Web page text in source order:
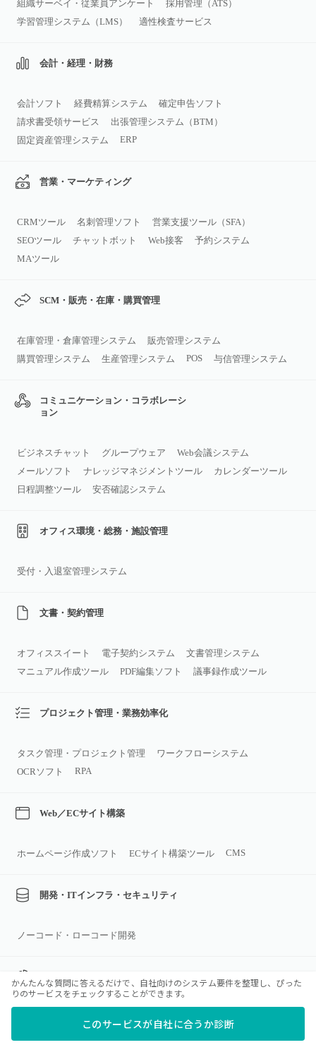
組織サーベイ・従業員アンケート
採用管理（ATS）
学習管理システム（LMS）
適性検査サービス
会計・経理・財務
会計ソフト 経費精算システム
確定申告ソフト
請求書受領サービス
出張管理システム（BTM）
固定資産管理システム
ERP
営業・マーケティング
CRMツール 名刺管理ソフト
営業支援ツール（SFA）
SEOツール
チャットボット Web接客
予約システム
MAツール
SCM・販売・在庫・購買管理
在庫管理・倉庫管理システム
販売管理システム
購買管理システム
生産管理システム POS 与信管理システム
コミュニケーション・コラボレーシ
ョン
ビジネスチャット グループウェア
Web会議システム
メールソフト
ナレッジマネジメントツール
カレンダーツール
日程調整ツール
安否確認システム
オフィス環境・総務・施設管理
受付・入退室管理システム
文書・契約管理
オフィススイート 電子契約システム
文書管理システム
マニュアル作成ツール
PDF編集ソフト 議事録作成ツール
プロジェクト管理・業務効率化
タスク管理・プロジェクト管理
ワークフローシステム
OCRソフト
RPA
Web／ECサイト構築
ホームページ作成ソフト ECサイト構築ツール CMS
開発・ITインフラ・セキュリティ
ノーコード・ローコード開発
データ分析・連携
かんたんな質問に答えるだけで、自社向けのシステム要件を整理し、ぴった
りのサービスをチェックすることができます。
このサービスが自社に合うか診断